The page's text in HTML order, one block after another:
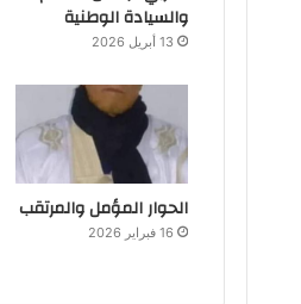
والسيادة الوطنية
13 أبريل 2026
الحوار المؤمل والمرتقب
16 فبراير 2026